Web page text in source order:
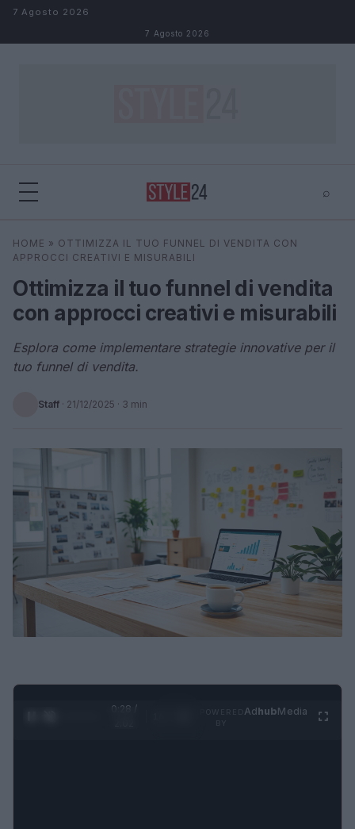
Salta al contenuto
7 Agosto 2026
7 Agosto 2026
⌕
Cerca
HOME » OTTIMIZZA IL TUO FUNNEL DI VENDITA CON
APPROCCI CREATIVI E MISURABILI
Ottimizza il tuo funnel di vendita
con approcci creativi e misurabili
Esplora come implementare strategie innovative per il
tuo funnel di vendita.
Staff · 21/12/2025 · 3 min
0:29 /
AdhubMedia